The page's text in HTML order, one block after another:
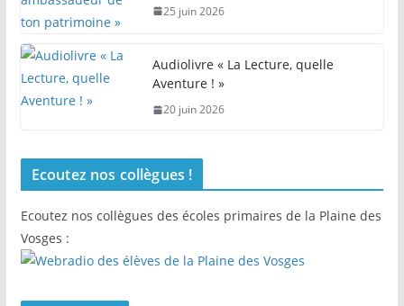
25 juin 2026
Audiolivre « La Lecture, quelle
Aventure ! »
20 juin 2026
Ecoutez nos collègues !
Ecoutez nos collègues des écoles primaires de la Plaine des
Vosges :